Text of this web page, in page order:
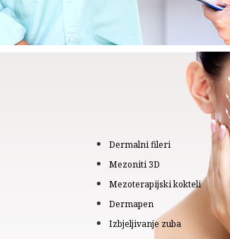
Dermalni fileri
Mezoniti 3D
Mezoterapijski kokteli
Dermapen
Izbjeljivanje zuba